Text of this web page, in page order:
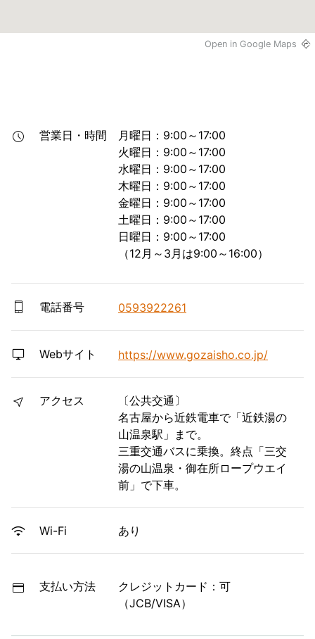
Open in Google Maps
営業日・時間
月曜日：9:00～17:00
火曜日：9:00～17:00
水曜日：9:00～17:00
木曜日：9:00～17:00
金曜日：9:00～17:00
土曜日：9:00～17:00
日曜日：9:00～17:00
（12月～3月は9:00～16:00）
電話番号 0593922261
Webサイト https://www.gozaisho.co.jp/
アクセス
〔公共交通〕
名古屋から近鉄電車で「近鉄湯の
山温泉駅」まで。
三重交通バスに乗換。終点「三交
湯の山温泉・御在所ロープウエイ
前」で下車。
Wi-Fi あり
支払い方法
クレジットカード：可
（JCB/VISA）